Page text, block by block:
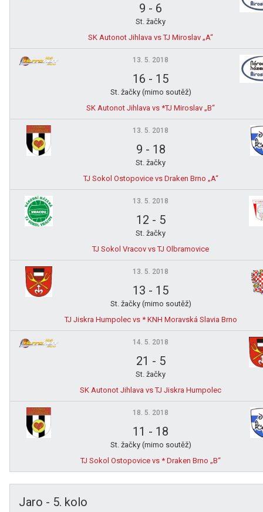
9 - 6
St. žačky
SK Autonot Jihlava vs TJ Miroslav „A“
13. 5. 2018
16 - 15
St. žačky (mimo soutěž)
SK Autonot Jihlava vs *TJ Miroslav „B“
13. 5. 2018
9 - 18
St. žačky
TJ Sokol Ostopovice vs Draken Brno „A“
13. 5. 2018
12 - 5
St. žačky
TJ Sokol Vracov vs TJ Olbramovice
13. 5. 2018
13 - 15
St. žačky (mimo soutěž)
TJ Jiskra Humpolec vs * KNH Moravská Slavia Brno
14. 5. 2018
21 - 5
St. žačky
SK Autonot Jihlava vs TJ Jiskra Humpolec
18. 5. 2018
11 - 18
St. žačky (mimo soutěž)
TJ Sokol Ostopovice vs * Draken Brno „B“
Jaro - 5. kolo